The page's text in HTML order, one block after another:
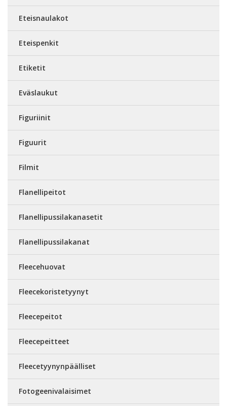
Eteisnaulakot
Eteispenkit
Etiketit
Eväslaukut
Figuriinit
Figuurit
Filmit
Flanellipeitot
Flanellipussilakanasetit
Flanellipussilakanat
Fleecehuovat
Fleecekoristetyynyt
Fleecepeitot
Fleecepeitteet
Fleecetyynynpäälliset
Fotogeenivalaisimet